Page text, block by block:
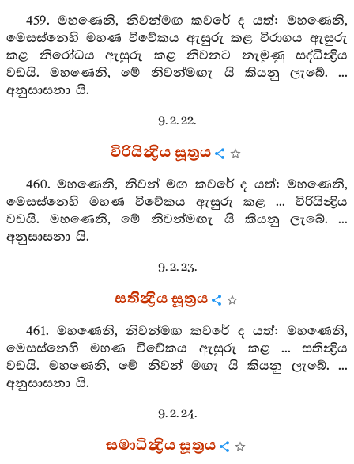
459. මහණෙනි, නිවන්මඟ කවරේ ද යත්: මහණෙනි,
මෙසස්නෙහි මහණ විවේකය ඇසුරු කළ විරාගය ඇසුරු
කළ නිරෝධය ඇසුරු කළ නිවනට නැමුණු සද්ධින්‍ද්‍රිය
වඩයි. මහණෙනි, මේ නිවන්මඟැ යි කියනු ලැබේ. ...
අනුසාසනා යි.
9. 2. 22.
විරියින්‍ද්‍රිය සූත්‍රය
460. මහණෙනි, නිවන් මඟ කවරේ ද යත්: මහණෙනි,
මෙසස්නෙහි මහණ විවේකය ඇසුරු කළ ... විරියින්‍ද්‍රිය
වඩයි. මහණෙනි, මේ නිවන්මඟැ යි කියනු ලැබේ. ...
අනුසාසනා යි.
9. 2. 23.
සතින්‍ද්‍රිය සූත්‍රය
461. මහණෙනි, නිවන්මඟ කවරේ ද යත්: මහණෙනි,
මෙසස්නෙහි මහණ විවේකය ඇසුරු කළ ... සතින්‍ද්‍රිය
වඩයි. මහණෙනි, මේ නිවන් මඟැ යි කියනු ලැබේ. ...
අනුසාසනා යි.
9. 2. 24.
සමාධින්‍ද්‍රිය සූත්‍රය